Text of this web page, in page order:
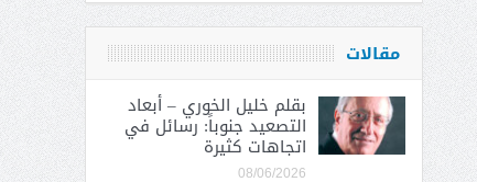
مقالات
بقلم خليل الخوري – أبعاد
التصعيد جنوباً: رسائل في
اتجاهات كثيرة
08/06/2026